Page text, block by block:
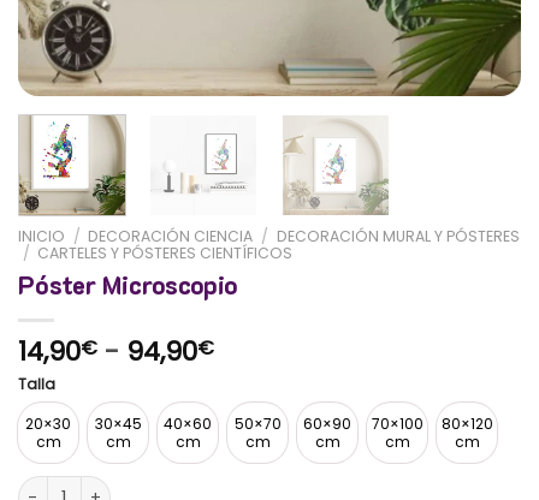
INICIO / DECORACIÓN CIENCIA / DECORACIÓN MURAL Y PÓSTERES
/ CARTELES Y PÓSTERES CIENTÍFICOS
Póster Microscopio
14,90€ - 94,90€Rango
precios:
desde
14,90€
hasta
Talla
20×30
cm
30×45
cm
40×60
cm
50×70
cm
60×90
cm
70×100
cm
80×120
cm
Póster Microscopio cantidad